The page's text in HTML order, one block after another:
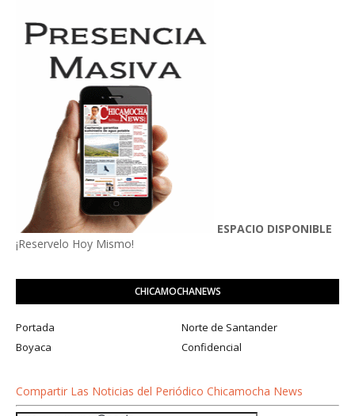
ESPACIO DISPONIBLE
¡Reservelo Hoy Mismo!
CHICAMOCHANEWS
Portada
Norte de Santander
Boyaca
Confidencial
Compartir Las Noticias del Periódico Chicamocha News